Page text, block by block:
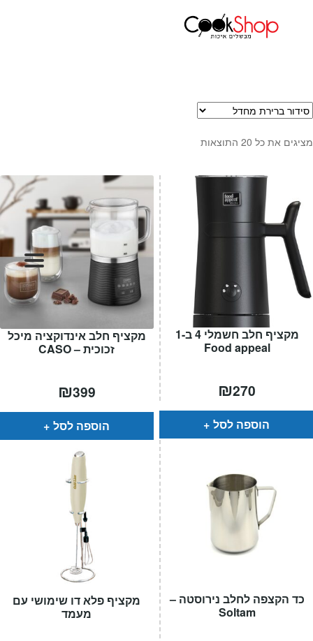
סירים
מחבתות
מוצרי חשמל למטבח
גאדג'טס וכלי מטבח
אחסון למטבח
סכינים
אפייה
קפה ותה
גיפט קארד
כלי בית
המותגים שלנו
חגים
מתכונים שלכם
עגלת קניות
עמוד הבית קפה ותה מקציפי חלב
מציגים את כל ⁦20⁩ התוצאות
מקציף חלב אינדוקציה מיכל
זכוכית – CASO
₪399
הוספה לסל
מקציף חלב חשמלי 4 ב-1
Food appeal
₪270
הוספה לסל
מקציף פלא דו שימושי עם
מעמד
כד הקצפה לחלב נירוסטה –
Soltam